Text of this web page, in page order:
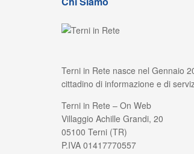
Terni in Rete nasce nel Gennaio
cittadino di informazione e di
Terni in Rete – On Web
Villaggio Achille Grandi, 20
05100 Terni (TR)
P.IVA 01417770557